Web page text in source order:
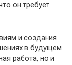
он требует
и создания
в будущем
работа, но и